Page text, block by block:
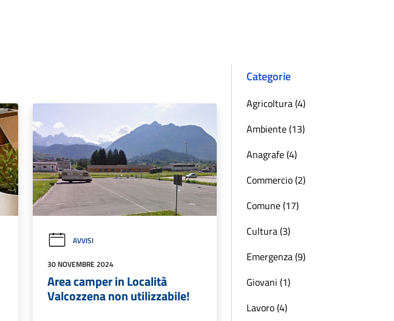
AVVISI
30 NOVEMBRE 2024
Area camper in Località
Valcozzena non utilizzabile!
Categorie
Agricoltura (4)
Ambiente (13)
Anagrafe (4)
Commercio (2)
Comune (17)
Cultura (3)
Emergenza (9)
Giovani (1)
Lavoro (4)